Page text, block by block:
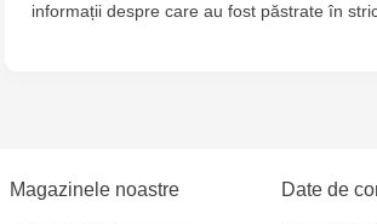
Crafti Bălți - str. Alexandru Cel Bun,
Crafti Centru - bd. Ștefan cel Mare și
informații despre care au fost păstrate în
Magazinele noastre Date de